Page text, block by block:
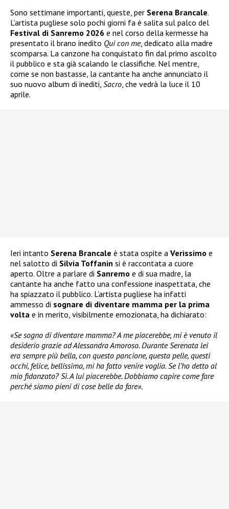
Sono settimane importanti, queste, per Serena Brancale.
L’artista pugliese solo pochi giorni fa è salita sul palco del
Festival di Sanremo 2026 e nel corso della kermesse ha
presentato il brano inedito Qui con me, dedicato alla madre
scomparsa. La canzone ha conquistato fin dal primo ascolto
il pubblico e sta già scalando le classifiche. Nel mentre,
come se non bastasse, la cantante ha anche annunciato il
suo nuovo album di inediti, Sacro, che vedrà la luce il 10
aprile.
Ieri intanto Serena Brancale è stata ospite a Verissimo e
nel salotto di Silvia Toffanin si è raccontata a cuore
aperto. Oltre a parlare di Sanremo e di sua madre, la
cantante ha anche fatto una confessione inaspettata, che
ha spiazzato il pubblico. L’artista pugliese ha infatti
ammesso di sognare di diventare mamma per la prima
volta e in merito, visibilmente emozionata, ha dichiarato:
«Se sogno di diventare mamma? A me piacerebbe, mi è venuto il
desiderio grazie ad Alessandra Amoroso. Durante Serenata lei
era sempre più bella, con questo pancione, questa pelle, questi
occhi, felice, bellissima, mi ha fatto venire voglia. Se l’ho detto al
mio fidanzato? Sì. A lui piacerebbe. Dobbiamo capire come fare
perché siamo pieni di cose belle da fare».